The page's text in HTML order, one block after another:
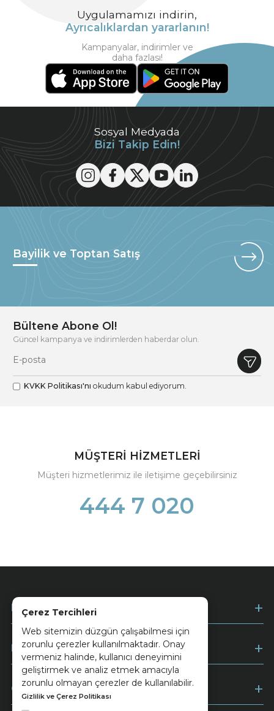
Çerez Tercihleri
Web sitemizin düzgün çalışabilmesi için
zorunlu çerezler kullanılmaktadır. Onay
vermeniz halinde, kullanıcı deneyimini
geliştirmek ve analiz etmek amacıyla
zorunlu olmayan çerezler de kullanılabilir.
Gizlilik ve Çerez Politikası
Sosyal Medyada
Bizi Takip Edin!
Uygulamamızı indirin,
Ayrıcalıklardan yararlanın!
Kampanyalar, indirimler ve
daha fazlası!
Bayilik ve Toptan Satış
Bültene Abone Ol!
Güncel kampanya ve indirimlerden haberdar olun.
KVKK Politikası'nı okudum kabul ediyorum.
MÜŞTERİ HİZMETLERİ
Müşteri hizmetlerimiz ile iletişime geçebilirsiniz
444 7 020
Kurumsal
Müşteri Hizmetleri
Ödeme